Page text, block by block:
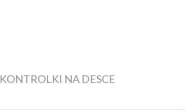
KONTROLKI NA DESCE